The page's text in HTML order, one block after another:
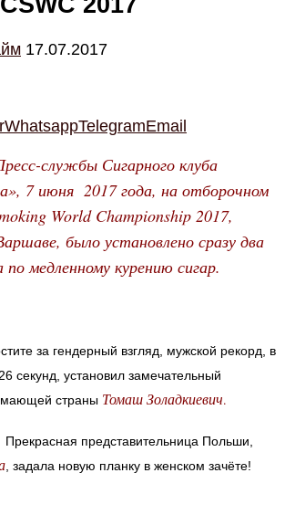
17.07.2017
WhatsappTelegramEmail
службы Сигарного клуба
7 июня 2017 года, на отборочном
World Championship 2017,
было установлено сразу два
по медленному курению сигар.
за гендерный взгляд, мужской рекорд, в
секунд, установил замечательный
страны Томаш Золадкиевич.
представительница Польши,
, задала новую планку в женском зачёте!